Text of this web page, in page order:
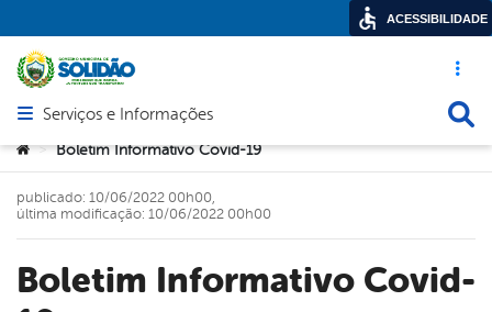
Acesso
Abrir menu principal de navegação
Serviços e Informações
Você está aqui:
> Boletim Informativo Covid-19
Boletim Informativo Covid-
publicado: 10/06/2022 00h00,
última modificação: 10/06/2022 00h00
ACESSIBILIDADE